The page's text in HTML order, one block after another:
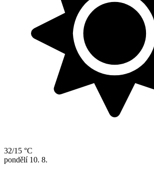
32/15 °C
pondělí 10. 8.